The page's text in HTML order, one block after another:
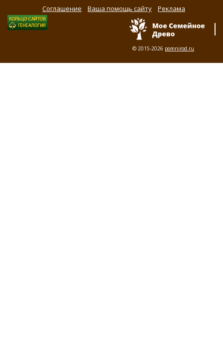
Соглашение Ваша помощь сайту Реклама
© 2015-2026 pomnirod.ru